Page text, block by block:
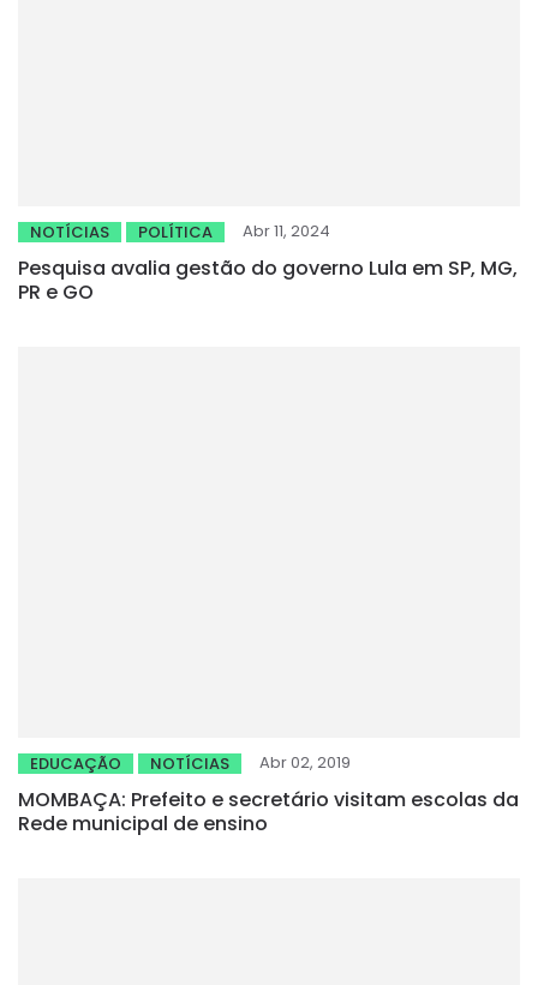
NOTÍCIAS POLÍTICA Abr 11, 2024
Pesquisa avalia gestão do governo Lula em SP, MG,
PR e GO
EDUCAÇÃO NOTÍCIAS Abr 02, 2019
MOMBAÇA: Prefeito e secretário visitam escolas da
Rede municipal de ensino